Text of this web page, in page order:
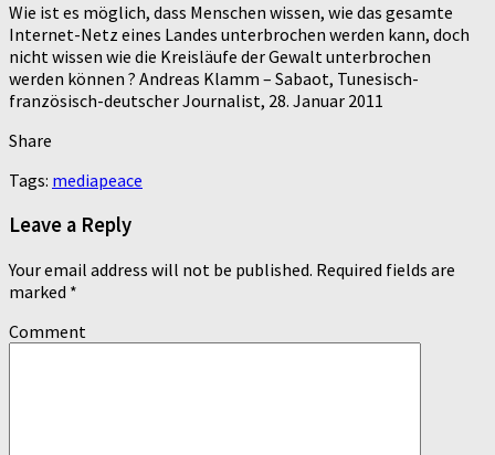
Wie ist es möglich, dass Menschen wissen, wie das gesamte
Internet-Netz eines Landes unterbrochen werden kann, doch
nicht wissen wie die Kreisläufe der Gewalt unterbrochen
werden können ? Andreas Klamm – Sabaot, Tunesisch-
französisch-deutscher Journalist, 28. Januar 2011
Share
Tags: mediapeace
Leave a Reply
Your email address will not be published. Required fields are
marked *
Comment